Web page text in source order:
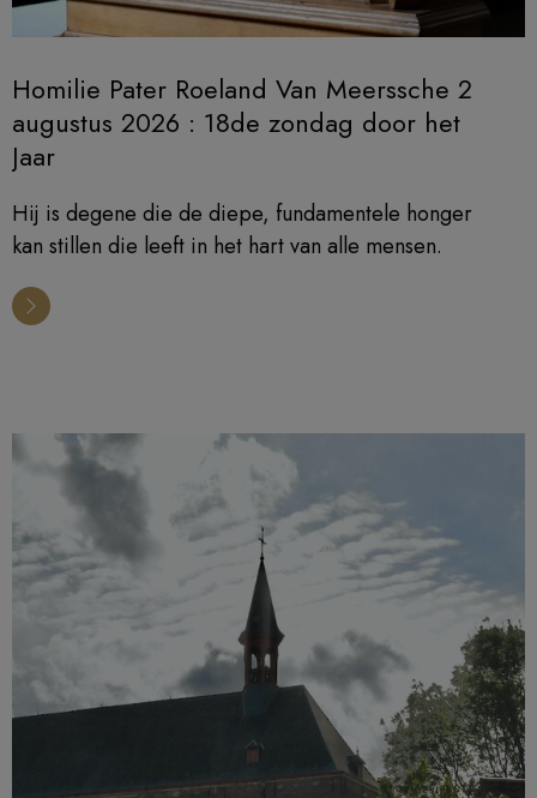
Homilie Pater Roeland Van Meerssche 2
augustus 2026 : 18de zondag door het
Jaar
Hij is degene die de diepe, fundamentele honger
kan stillen die leeft in het hart van alle mensen.